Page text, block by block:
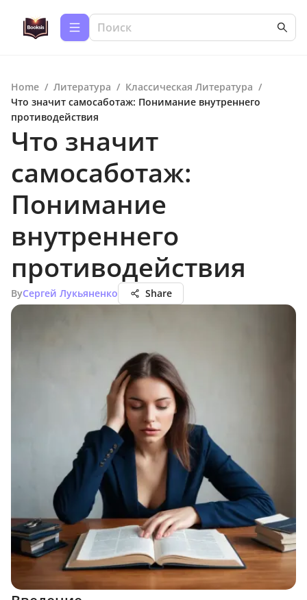
Home / Литература / Классическая Литература /
Что значит самосаботаж: Понимание внутреннего
противодействия
Что значит
самосаботаж:
Понимание
внутреннего
противодействия
ByСергей Лукьяненко Share